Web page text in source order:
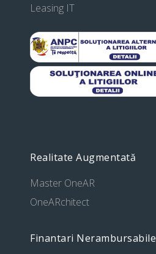
Leasing IT
Realitate Augmentată
Master OneAR
OneARchitect
Finantari Nerambursabile